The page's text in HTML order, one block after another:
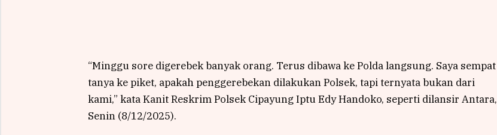
“Minggu sore digerebek banyak orang. Terus dibawa ke Polda langsung. Saya sempat
tanya ke piket, apakah penggerebekan dilakukan Polsek, tapi ternyata bukan dari
kami,” kata Kanit Reskrim Polsek Cipayung Iptu Edy Handoko, seperti dilansir Antara,
Senin (8/12/2025).